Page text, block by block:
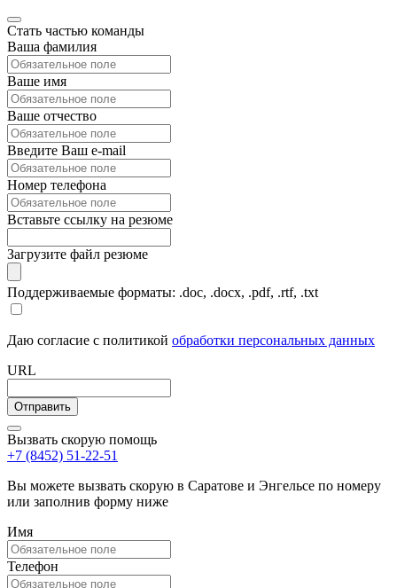
Стать частью команды
Ваша фамилия
Ваше имя
Ваше отчество
Введите Ваш e-mail
Номер телефона
Вставьте ссылку на резюме
Загрузите файл резюме
Поддерживаемые форматы: .doc, .docx, .pdf, .rtf, .txt
Даю согласие с политикой обработки персональных данных
URL
Вызвать скорую помощь
+7 (8452) 51-22-51
Вы можете вызвать скорую в Саратове и Энгельсе по номеру
или заполнив форму ниже
Имя
Телефон